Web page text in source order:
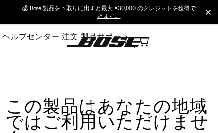
Main
💰 Bose 製品を下取りに出すと最大 ¥30,000 のクレジットを獲得で
きます。
ヘルプセンター 注文 製品サポート
この製品はあなたの地域
ではご利用いただけませ